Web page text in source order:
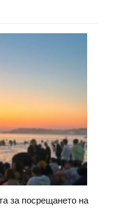
за посрещането на